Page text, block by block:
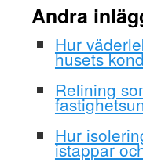
Andra
Hur
husets
Relining
Hur
istappar